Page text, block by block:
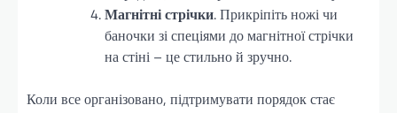
Магнітні стрічки. Прикріпіть ножі чи
баночки зі спеціями до магнітної стрічки
на стіні – це стильно й зручно.
Коли все організовано, підтримувати порядок стає